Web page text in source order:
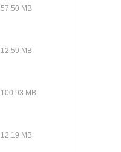
57.50 MB
12.59 MB
100.93 MB
12.19 MB